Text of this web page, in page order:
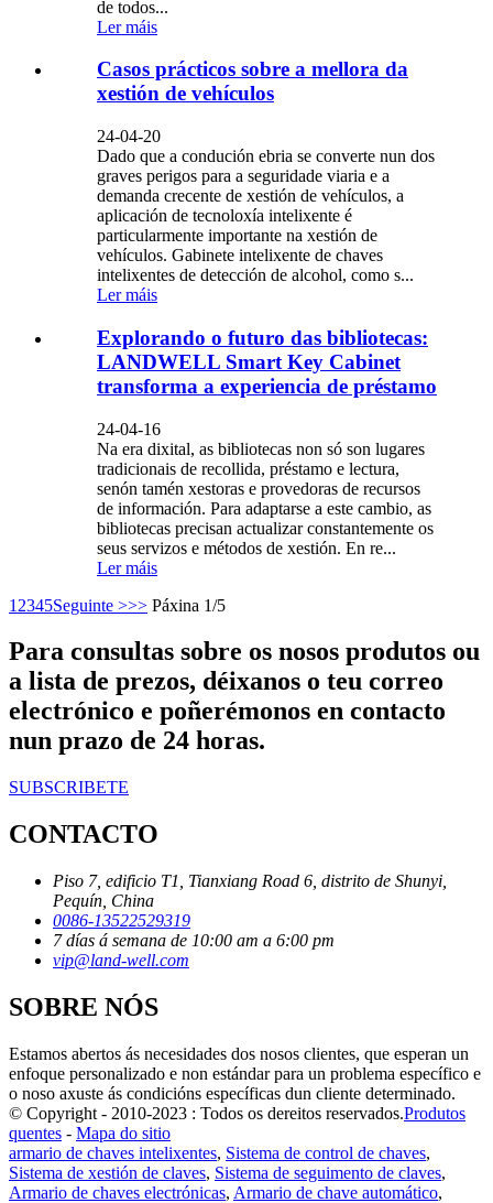
de todos...
Ler máis
Casos prácticos sobre a mellora da
xestión de vehículos
24-04-20
Dado que a condución ebria se converte nun dos
graves perigos para a seguridade viaria e a
demanda crecente de xestión de vehículos, a
aplicación de tecnoloxía intelixente é
particularmente importante na xestión de
vehículos. Gabinete intelixente de chaves
intelixentes de detección de alcohol, como s...
Ler máis
Explorando o futuro das bibliotecas:
LANDWELL Smart Key Cabinet
transforma a experiencia de préstamo
24-04-16
Na era dixital, as bibliotecas non só son lugares
tradicionais de recollida, préstamo e lectura,
senón tamén xestoras e provedoras de recursos
de información. Para adaptarse a este cambio, as
bibliotecas precisan actualizar constantemente os
seus servizos e métodos de xestión. En re...
Ler máis
1 2345Seguinte >>> Páxina 1/5
Para consultas sobre os nosos produtos ou
a lista de prezos, déixanos o teu correo
electrónico e poñerémonos en contacto
nun prazo de 24 horas.
SUBSCRIBETE
CONTACTO
Piso 7, edificio T1, Tianxiang Road 6, distrito de Shunyi,
Pequín, China
0086-13522529319
7 días á semana de 10:00 am a 6:00 pm
vip@land-well.com
SOBRE NÓS
Estamos abertos ás necesidades dos nosos clientes, que esperan un
enfoque personalizado e non estándar para un problema específico e
o noso axuste ás condicións específicas dun cliente determinado.
© Copyright - 2010-2023 : Todos os dereitos reservados.Produtos
quentes - Mapa do sitio
armario de chaves intelixentes, Sistema de control de chaves,
Sistema de xestión de claves, Sistema de seguimento de claves,
Armario de chaves electrónicas, Armario de chave automático,